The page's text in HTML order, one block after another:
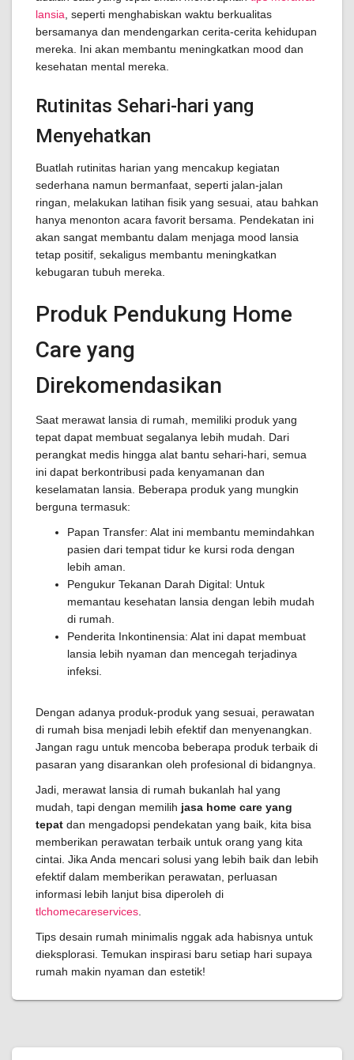
lansia , seperti menghabiskan waktu berkualitas
bersamanya dan mendengarkan cerita-cerita kehidupan
mereka. Ini akan membantu meningkatkan mood dan
kesehatan mental mereka.
Rutinitas Sehari-hari yang
Menyehatkan
Buatlah rutinitas harian yang mencakup kegiatan
sederhana namun bermanfaat, seperti jalan-jalan
ringan, melakukan latihan fisik yang sesuai, atau bahkan
hanya menonton acara favorit bersama. Pendekatan ini
akan sangat membantu dalam menjaga mood lansia
tetap positif, sekaligus membantu meningkatkan
kebugaran tubuh mereka.
Produk Pendukung Home
Care yang
Direkomendasikan
Saat merawat lansia di rumah, memiliki produk yang
tepat dapat membuat segalanya lebih mudah. Dari
perangkat medis hingga alat bantu sehari-hari, semua
ini dapat berkontribusi pada kenyamanan dan
keselamatan lansia. Beberapa produk yang mungkin
berguna termasuk:
Papan Transfer: Alat ini membantu memindahkan
pasien dari tempat tidur ke kursi roda dengan
lebih aman.
Pengukur Tekanan Darah Digital: Untuk
memantau kesehatan lansia dengan lebih mudah
di rumah.
Penderita Inkontinensia: Alat ini dapat membuat
lansia lebih nyaman dan mencegah terjadinya
infeksi.
Dengan adanya produk-produk yang sesuai, perawatan
di rumah bisa menjadi lebih efektif dan menyenangkan.
Jangan ragu untuk mencoba beberapa produk terbaik di
pasaran yang disarankan oleh profesional di bidangnya.
Jadi, merawat lansia di rumah bukanlah hal yang
mudah, tapi dengan memilih jasa home care yang
tepat dan mengadopsi pendekatan yang baik, kita bisa
memberikan perawatan terbaik untuk orang yang kita
cintai. Jika Anda mencari solusi yang lebih baik dan lebih
efektif dalam memberikan perawatan, perluasan
informasi lebih lanjut bisa diperoleh di
tlchomecareservices
Tips desain rumah minimalis nggak ada habisnya untuk
dieksplorasi. Temukan inspirasi baru setiap hari supaya
rumah makin nyaman dan estetik!